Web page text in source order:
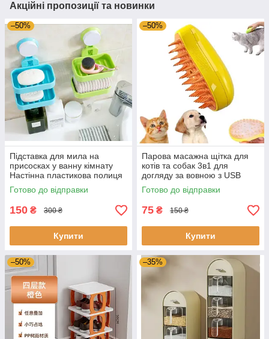
Акційні пропозиції та новинки
–50%
Підставка для мила на
присосках у ванну кімнату
Настінна пластикова полиця
мильниця для губок та
шампуню
Готово до відправки
150 ₴ 300 ₴
Купити
–50%
Парова масажна щітка для
котів та собак 3в1 для
догляду за вовною з USB
зарядкою, Щітка для
вичісування вовни
Готово до відправки
75 ₴ 150 ₴
Купити
–50% –35%